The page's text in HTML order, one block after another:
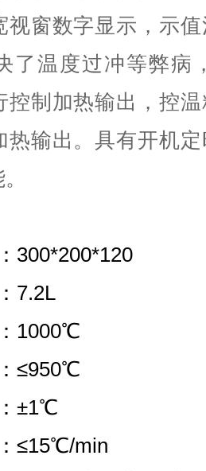
视窗数字显示，示
了温度过冲等弊病
控制加热输出，控
热输出。具有开机
300*200*120
7.2L
1000℃
≤950℃
±1℃
≤15℃/min